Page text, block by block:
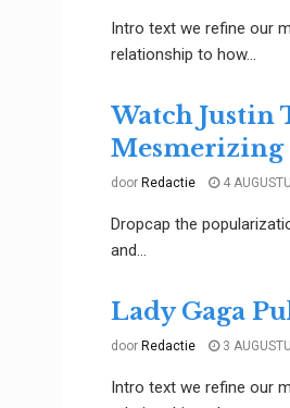
Intro text we refine our
relationship to how...
Watch Justin
Mesmerizing
door Redactie 4
Dropcap the
and...
Lady Gaga
door Redactie 3
Intro text we refine our